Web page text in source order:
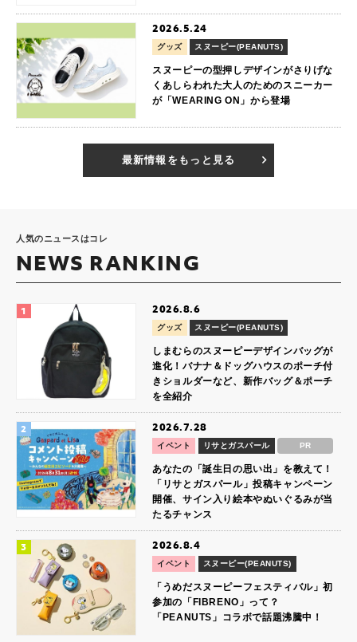
2026.5.24
グッズ スヌーピー(PEANUTS)
スヌーピーの型押しデザインがさりげな
くあしらわれた大人のためのスニーカー
が「WEARING ON」から登場
最新情報をもっと見る
人気のニュースはコレ
NEWS RANKING
2026.8.6
グッズ スヌーピー(PEANUTS)
しまむらのスヌーピーデザインバッグが
進化！バナナ＆ドッグハウスのポーチ付
きショルダーなど、新作バッグ＆ポーチ
を全紹介
2026.7.28
イベント リサとガスパール PR
あなたの「誕生日の思い出」を教えて！
「リサとガスパール」投稿キャンペーン
開催、サイン入り絵本やぬいぐるみが当
たるチャンス
2026.8.4
イベント スヌーピー(PEANUTS)
「うめだスヌーピーフェスティバル」初
参加の「FIBRENO」って？
「PEANUTS」コラボで話題沸騰中！